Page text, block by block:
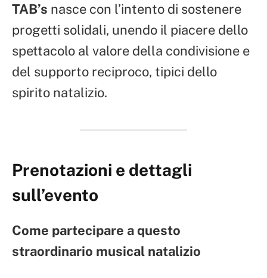
TAB’s nasce con l’intento di sostenere
progetti solidali, unendo il piacere dello
spettacolo al valore della condivisione e
del supporto reciproco, tipici dello
spirito natalizio.
Prenotazioni e dettagli
sull’evento
Come partecipare a questo
straordinario musical natalizio